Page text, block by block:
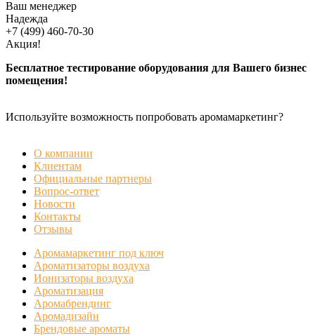
Ваш менеджер
Надежда
+7 (499) 460-70-30
Акция!
Бесплатное тестирование оборудования для Вашего бизнес
помещения!
Используйте возможность попробовать аромамаркетинг?
О компании
Клиентам
Официальные партнеры
Вопрос-ответ
Новости
Контакты
Отзывы
Аромамаркетинг под ключ
Ароматизаторы воздуха
Ионизаторы воздуха
Ароматизация
Аромабрендинг
Аромадизайн
Брендовые ароматы